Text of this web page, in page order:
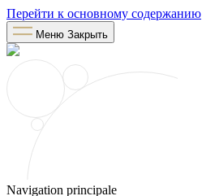
Перейти к основному содержанию
Меню Закрыть
Navigation principale